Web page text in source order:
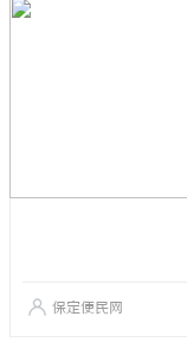
保定便民网